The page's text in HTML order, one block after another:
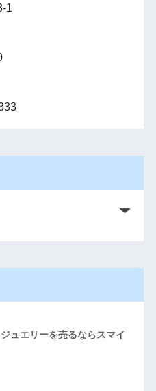
1
ュエリーを売るならスマイ